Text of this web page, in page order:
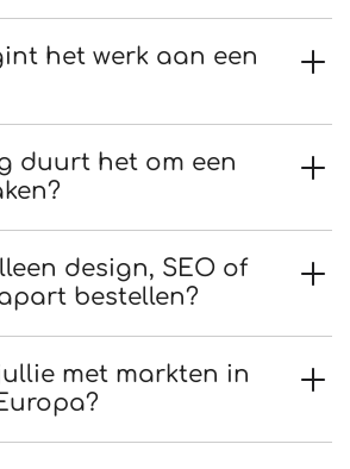
het werk aan een
duurt het om een
design, SEO of
bestellen?
met markten in